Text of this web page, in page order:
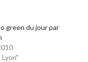
green du jour par